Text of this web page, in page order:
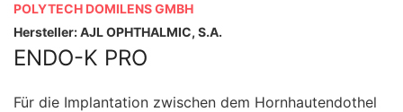
POLYTECH DOMILENS GMBH
Hersteller: AJL OPHTHALMIC, S.A.
ENDO-K PRO
Für die Implantation zwischen dem Hornhautendothel